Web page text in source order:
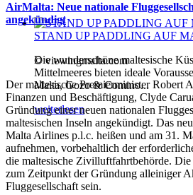
STAND UP PADDLING AUF
Die wunderschöne maltesische
Mittelmeeres bieten ideale
Malta, Gozo & Comino...
weiterlesen
AirMalta: Neue nationale
angekündigt
© viewingmalta.com
Der maltesische Premierminister Robert
Finanzen und Beschäftigung, Clyde
Gründung einer neuen nationalen
maltesischen Inseln angekündigt. Das
Malta Airlines p.l.c. heißen und am 31.
aufnehmen, vorbehaltlich der
die maltesische Zivilluftfahrtbehörde.
zum Zeitpunkt der Gründung alleiniger
Fluggesellschaft sein.